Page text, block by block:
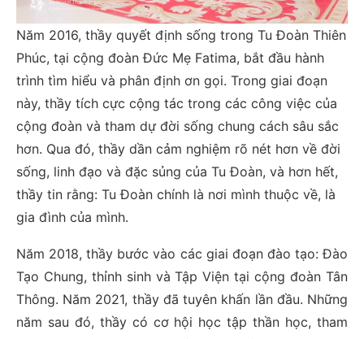
Năm 2016, thầy quyết định sống trong Tu Đoàn Thiên
Phúc, tại cộng đoàn Đức Mẹ Fatima, bắt đầu hành
trình tìm hiểu và phân định ơn gọi. Trong giai đoạn
này, thầy tích cực cộng tác trong các công việc của
cộng đoàn và tham dự đời sống chung cách sâu sắc
hơn. Qua đó, thầy dần cảm nghiệm rõ nét hơn về đời
sống, linh đạo và đặc sủng của Tu Đoàn, và hơn hết,
thầy tin rằng: Tu Đoàn chính là nơi mình thuộc về, là
gia đình của mình.
Năm 2018, thầy bước vào các giai đoạn đào tạo: Đào
Tạo Chung, thỉnh sinh và Tập Viện tại cộng đoàn Tân
Thông. Năm 2021, thầy đã tuyên khấn lần đầu. Những
năm sau đó, thầy có cơ hội học tập thần học, tham